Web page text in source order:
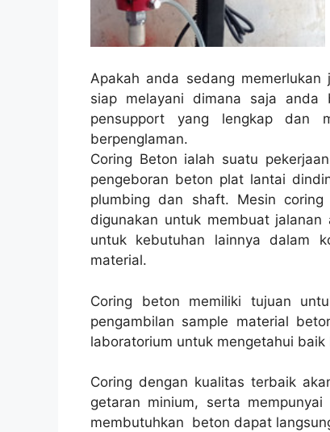
Apakah anda sedang
siap melayani dimana saja anda
pensupport yang lengkap dan
berpenglaman.
Coring Beton ialah suatu
pengeboran beton plat lantai
plumbing dan shaft. Mesin
digunakan untuk membuat
untuk kebutuhan lainnya dalam
material.
Coring beton memiliki tujuan
pengambilan sample material
laboratorium untuk mengetahui
Coring dengan kualitas terbaik
getaran minium, serta
membutuhkan beton dapat